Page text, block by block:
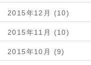
2015年12月 (10)
2015年11月 (10)
2015年10月 (9)